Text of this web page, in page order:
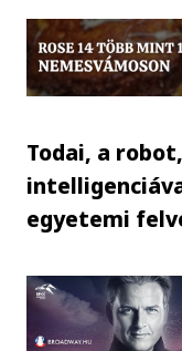
Todai, a
egyetemi